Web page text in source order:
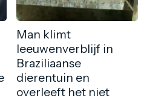
Man klimt
leeuwenverblijf in
Braziliaanse
dierentuin en
overleeft het niet